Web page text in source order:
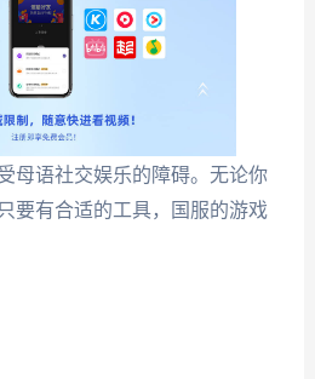
母语社交娱乐的障碍。无论你
要有合适的工具，国服的游戏